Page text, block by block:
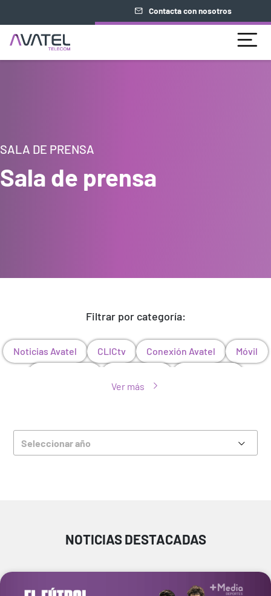
Contacta con nosotros
SALA DE PRENSA
Sala de prensa
Filtrar por categoría:
Noticias Avatel CLICtv Conexión Avatel
Móvil
Ver más
Seleccionar año
NOTICIAS DESTACADAS